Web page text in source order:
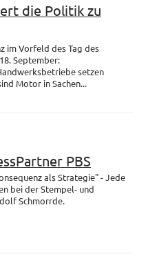
die Politik zu
im Vorfeld des Tag des
September:
setzen
Motor in Sachen...
PBS
als Strategie" - Jede
bei der Stempel- und
Schmorrde.